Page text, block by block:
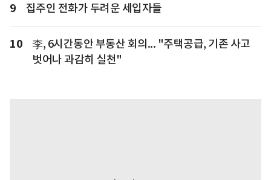
9 집주인 전화가 두려운 세입자들
10
李, 6시간동안 부동산 회의... "주택공급, 기존 사고
벗어나 과감히 실천"